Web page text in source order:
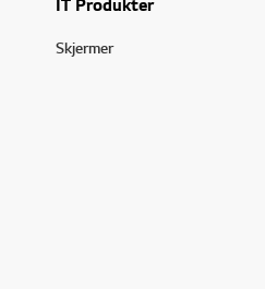
Skjermer